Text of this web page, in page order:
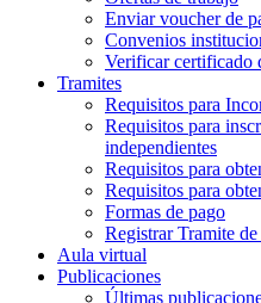
Enviar voucher de
Convenios
Verificar certificado
Tramites
Requisitos para
Requisitos para
independientes
Requisitos para
Requisitos para
Formas de pago
Registrar Tramite
Aula virtual
Publicaciones
Últimas